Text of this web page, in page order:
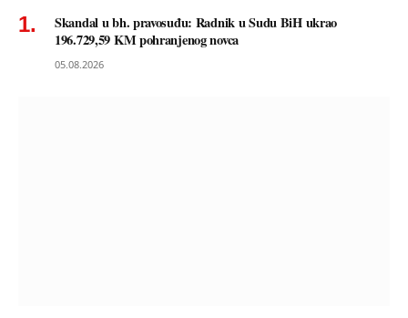
Skandal u bh. pravosuđu: Radnik u Sudu BiH ukrao
196.729,59 KM pohranjenog novca
05.08.2026